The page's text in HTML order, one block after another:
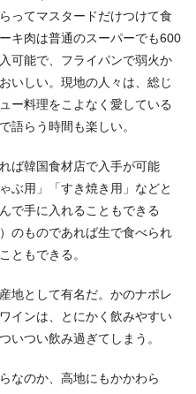
ってマスタードだけつけて食
キ肉は普通のスーパーでも600
可能で、フライパンで弱火か
いしい。現地の人々は、総じ
ー料理をこよなく愛している
語らう時間も楽しい。
ば韓国食材店で入手が可能
ぶ用」「すき焼き用」などと
で手に入れることもできる
のものであれば生で食べられ
ともできる。
地として有名だ。かのナポレ
インは、とにかく飲みやすい
いつい飲み過ぎてしまう。
なのか、高地にもかかわら